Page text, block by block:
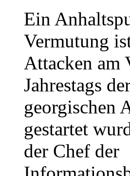
Ein
Vermutung
Attacken am
Jahrestags
georgischen
gestartet
der Chef der